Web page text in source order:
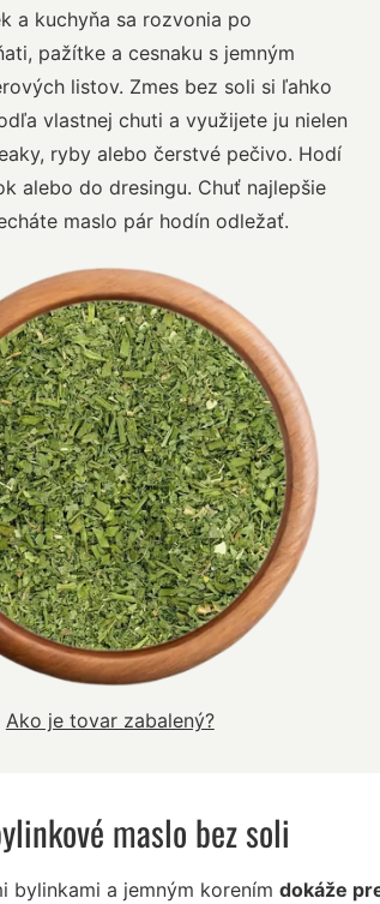
a kuchyňa sa rozvonia po
pažítke a cesnaku s jemným
listov. Zmes bez soli si ľahko
vlastnej chuti a využijete ju nielen
ryby alebo čerstvé pečivo. Hodí
alebo do dresingu. Chuť najlepšie
maslo pár hodín odležať.
Ako je tovar zabalený?
maslo bez soli
bylinkami a jemným korením dokáže